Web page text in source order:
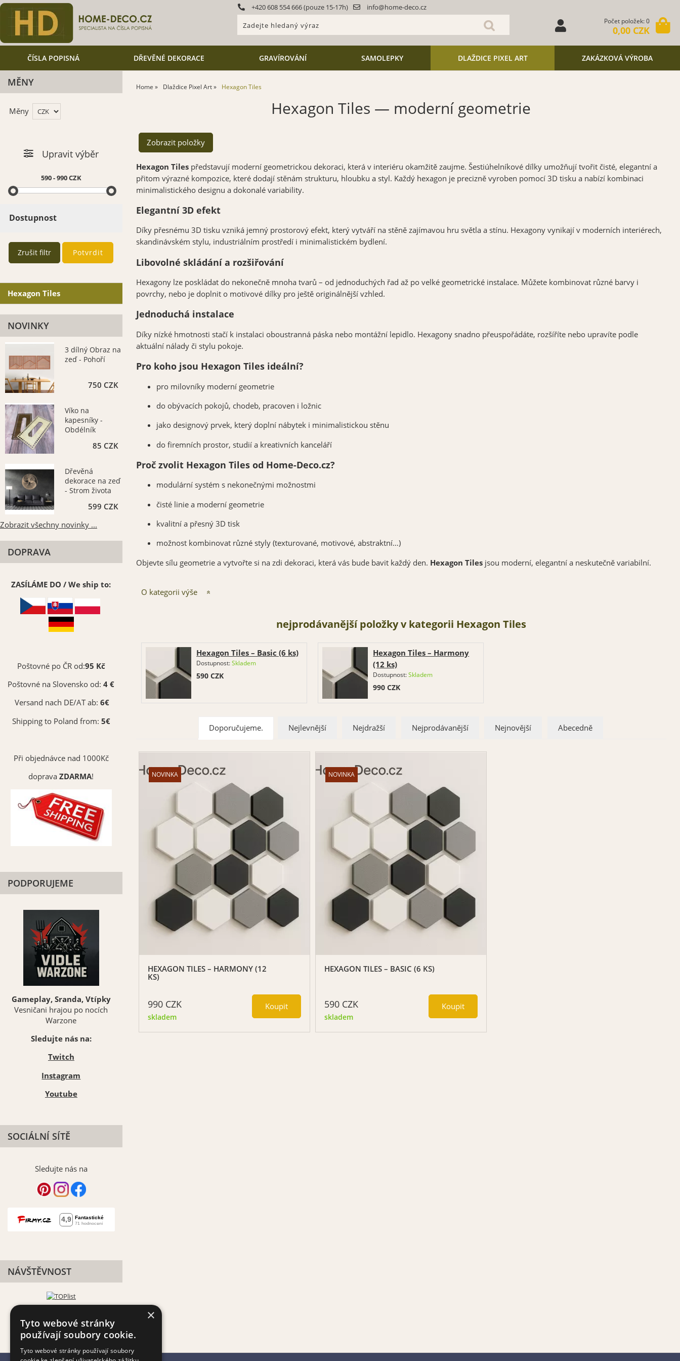
+420 608 554 666 (pouze 15-17h) info@home-deco.cz
Počet položek: 0
0,00 CZK
ČÍSLA POPISNÁ DŘEVĚNÉ DEKORACE GRAVÍROVÁNÍ SAMOLEPKY DLAŽDICE PIXEL ART ZAKÁZKOVÁ VÝROBA
Home Dlaždice Pixel Art Hexagon Tiles
Hexagon Tiles — moderní geometrie
Hexagon Tilespředstavují moderní geometrickou dekoraci, která v interiéru okamžitě zaujme. Šestiúhelníkové dílky umožňují tvořit čisté, elegantní a
přitom výrazné kompozice, které dodají stěnám strukturu, hloubku a styl. Každý hexagon je precizně vyroben pomocí 3D tisku a nabízí kombinaci
minimalistického designu a dokonalé variability.
Elegantní 3D efekt
Díky přesnému 3D tisku vzniká jemný prostorový efekt, který vytváří na stěně zajímavou hru světla a stínu. Hexagony vynikají v moderních interiérech,
skandinávském stylu, industriálním prostředí i minimalistickém bydlení.
Libovolné skládání a rozšiřování
Hexagony lze poskládat do nekonečně mnoha tvarů – od jednoduchých řad až po velké geometrické instalace. Můžete kombinovat různé barvy i
povrchy, nebo je doplnit o motivové dílky pro ještě originálnější vzhled.
Jednoduchá instalace
Díky nízké hmotnosti stačí k instalaci oboustranná páska nebo montážní lepidlo. Hexagony snadno přeuspořádáte, rozšíříte nebo upravíte podle
aktuální nálady či stylu pokoje.
Pro koho jsou Hexagon Tiles ideální?
pro milovníky moderní geometrie
do obývacích pokojů, chodeb, pracoven i ložnic
jako designový prvek, který doplní nábytek i minimalistickou stěnu
do firemních prostor, studií a kreativních kanceláří
Proč zvolit Hexagon Tiles od Home-Deco.cz?
modulární systém s nekonečnými možnostmi
čisté linie a moderní geometrie
kvalitní a přesný 3D tisk
možnost kombinovat různé styly (texturované, motivové, abstraktní…)
Objevte sílu geometrie a vytvořte si na zdi dekoraci, která vás bude bavit každý den. Hexagon Tilesjsou moderní, elegantní a neskutečně variabilní.
O kategorii výše
nejprodávanější položky v kategorii Hexagon Tiles
Hexagon Tiles – Basic (6 ks)
Dostupnost:Skladem
590CZK
Hexagon Tiles – Harmony
(12 ks)
Dostupnost:Skladem
990CZK
Doporučujeme. Nejlevnější Nejdražší Nejprodávanější Nejnovější Abecedně
HEXAGON TILES – HARMONY (12
KS)
skladem
990 CZK
HEXAGON TILES – BASIC (6 KS)
skladem
590 CZK
MĚNY
Měny
Upravit výběr
590 - 990 CZK
Dostupnost
Hexagon Tiles
NOVINKY
3 dílný Obraz na
zeď - Pohoří
750 CZK
Víko na
kapesníky -
Obdélník
85 CZK
Dřevěná
dekorace na zeď
- Strom života
599 CZK
Zobrazit všechny novinky ...
DOPRAVA
ZASÍLÁME DO / We ship to:
Poštovné po ČR od:95 Kč
Poštovné na Slovensko od:4 €
Versand nach DE/AT ab:6€
Shipping to Poland from: 5€
Při objednávce nad 1000Kč
dopravaZDARMA!
PODPORUJEME
Gameplay, Sranda, Vtípky
Vesničani hrajou po nocích
Warzone
Sledujte nás na:
Twitch
Instagram
Youtube
SOCIÁLNÍ SÍTĚ
Sledujte nás na
NÁVŠTĚVNOST
×
Tyto webové stránky
používají soubory cookie.
Tyto webové stránky používají soubory